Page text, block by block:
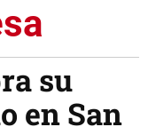
su
en San